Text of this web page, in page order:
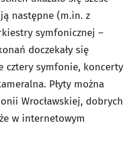
następne (m.in. z
symfonicznej –
doczekały się
cztery symfonie, koncerty
Płyty można
Wrocławskiej, dobrych
w internetowym